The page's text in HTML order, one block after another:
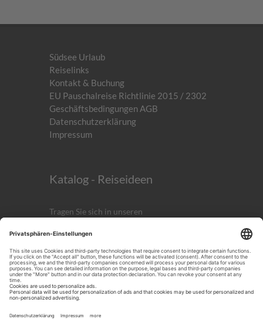
Südsee Urlaub
Reiselinks
Kontakt & Buchung
EU Pauschalreise Richtlinie 2015 / 2302
Geschäftsbedingungen AGB
Datenschutzerklärung
Impressum
Katalog - Reiseideen
Tragen Sie sich in unseren
ICH AKZEPTIERST DIE
DATENSCHUTZERKLÄRUNG.